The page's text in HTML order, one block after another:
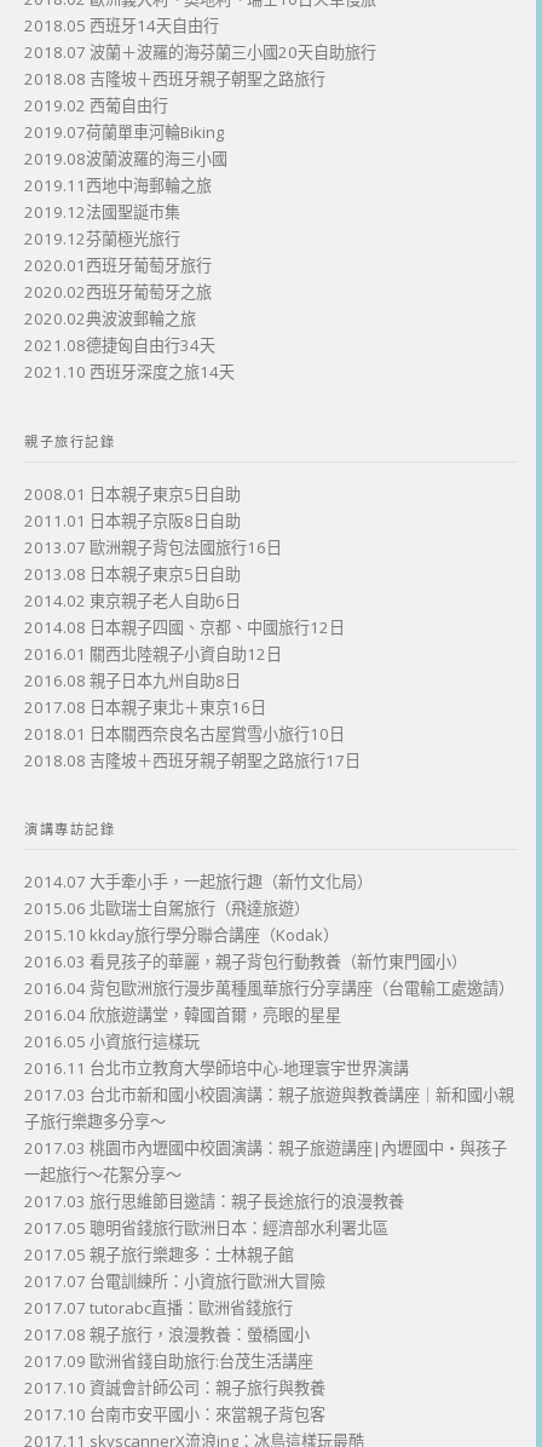
2018.05 西班牙14天自由行
2018.07 波蘭＋波羅的海芬蘭三小國20天自助旅行
2018.08 吉隆坡＋西班牙親子朝聖之路旅行
2019.02 西葡自由行
2019.07荷蘭單車河輪Biking
2019.08波蘭波羅的海三小國
2019.11西地中海郵輪之旅
2019.12法國聖誕市集
2019.12芬蘭極光旅行
2020.01西班牙葡萄牙旅行
2020.02西班牙葡萄牙之旅
2020.02典波波郵輪之旅
2021.08德捷匈自由行34天
2021.10 西班牙深度之旅14天
親子旅行記錄
2008.01 日本親子東京5日自助
2011.01 日本親子京阪8日自助
2013.07 歐洲親子背包法國旅行16日
2013.08 日本親子東京5日自助
2014.02 東京親子老人自助6日
2014.08 日本親子四國、京都、中國旅行12日
2016.01 關西北陸親子小資自助12日
2016.08 親子日本九州自助8日
2017.08 日本親子東北＋東京16日
2018.01 日本關西奈良名古屋賞雪小旅行10日
2018.08 吉隆坡＋西班牙親子朝聖之路旅行17日
演講專訪記錄
2014.07 大手牽小手，一起旅行趣（新竹文化局）
2015.06 北歐瑞士自駕旅行（飛達旅遊）
2015.10 kkday旅行學分聯合講座（Kodak）
2016.03 看見孩子的華麗，親子背包行動教養（新竹東門國小）
2016.04 背包歐洲旅行漫步萬種風華旅行分享講座（台電輸工處邀請）
2016.04 欣旅遊講堂，韓國首爾，亮眼的星星
2016.05 小資旅行這樣玩
2016.11 台北市立教育大學師培中心-地理寰宇世界演講
2017.03 台北市新和國小校園演講：親子旅遊與教養講座｜新和國小親
子旅行樂趣多分享～
2017.03 桃園市內壢國中校園演講：親子旅遊講座|內壢國中・與孩子
一起旅行～花絮分享～
2017.03 旅行思維節目邀請：親子長途旅行的浪漫教養
2017.05 聰明省錢旅行歐洲日本：經濟部水利署北區
2017.05 親子旅行樂趣多：士林親子館
2017.07 台電訓練所：小資旅行歐洲大冒險
2017.07 tutorabc直播：歐洲省錢旅行
2017.08 親子旅行，浪漫教養：螢橋國小
2017.09 歐洲省錢自助旅行:台茂生活講座
2017.10 資誠會計師公司：親子旅行與教養
2017.10 台南市安平國小：來當親子背包客
2017.11 skyscannerX流浪ing：冰島這樣玩最酷